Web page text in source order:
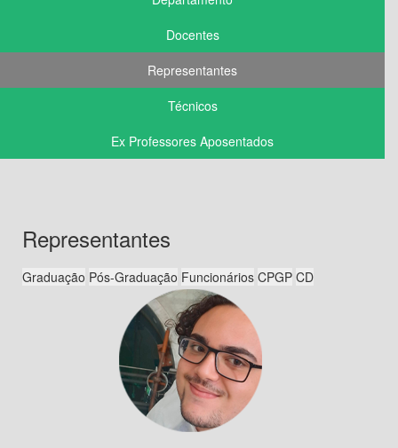
Docentes
Representantes
Técnicos
Ex Professores Aposentados
Representantes